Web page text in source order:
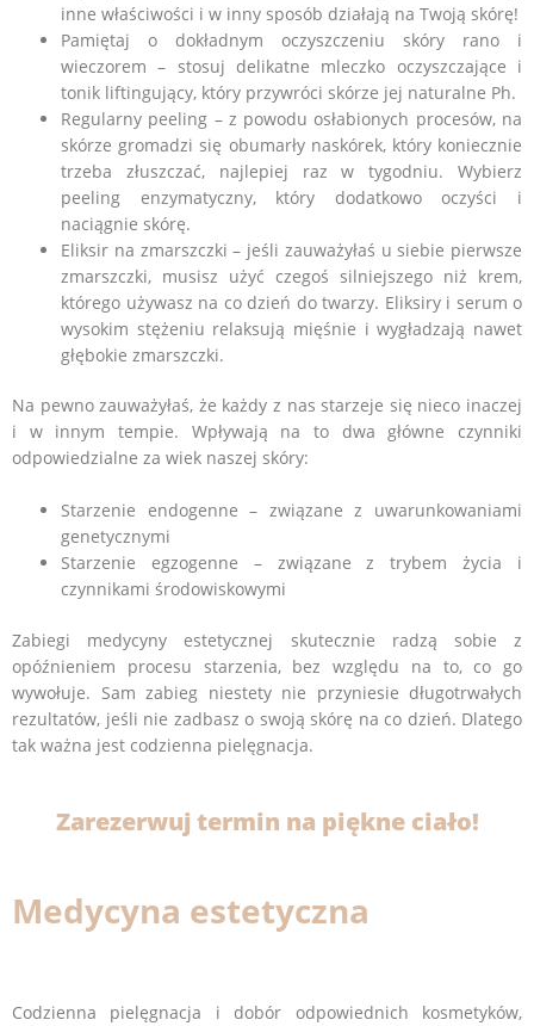
inne właściwości i w inny sposób działają na Twoją skórę!
Pamiętaj o dokładnym oczyszczeniu skóry rano i
wieczorem – stosuj delikatne mleczko oczyszczające i
tonik liftingujący, który przywróci skórze jej naturalne Ph.
Regularny peeling – z powodu osłabionych procesów, na
skórze gromadzi się obumarły naskórek, który koniecznie
trzeba złuszczać, najlepiej raz w tygodniu. Wybierz
peeling enzymatyczny, który dodatkowo oczyści i
naciągnie skórę.
Eliksir na zmarszczki – jeśli zauważyłaś u siebie pierwsze
zmarszczki, musisz użyć czegoś silniejszego niż krem,
którego używasz na co dzień do twarzy. Eliksiry i serum o
wysokim stężeniu relaksują mięśnie i wygładzają nawet
głębokie zmarszczki.
Na pewno zauważyłaś, że każdy z nas starzeje się nieco inaczej
i w innym tempie. Wpływają na to dwa główne czynniki
odpowiedzialne za wiek naszej skóry:
Starzenie endogenne – związane z uwarunkowaniami
genetycznymi
Starzenie egzogenne – związane z trybem życia i
czynnikami środowiskowymi
Zabiegi medycyny estetycznej skutecznie radzą sobie z
opóźnieniem procesu starzenia, bez względu na to, co go
wywołuje. Sam zabieg niestety nie przyniesie długotrwałych
rezultatów, jeśli nie zadbasz o swoją skórę na co dzień. Dlatego
tak ważna jest codzienna pielęgnacja.
Zarezerwuj termin na piękne ciało!
Medycyna estetyczna
Codzienna pielęgnacja i dobór odpowiednich kosmetyków,